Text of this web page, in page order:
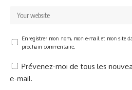
Enregistrer mon nom, mon e-mail et mon site
prochain commentaire.
Prévenez-moi de tous les
e-mail.